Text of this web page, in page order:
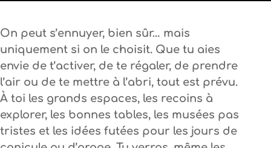
On peut s’ennuyer, bien sûr… mais
uniquement si on le choisit. Que tu aies
envie de t’activer, de te régaler, de prendre
l’air ou de te mettre à l’abri, tout est prévu.
À toi les grands espaces, les recoins à
explorer, les bonnes tables, les musées pas
tristes et les idées futées pour les jours de